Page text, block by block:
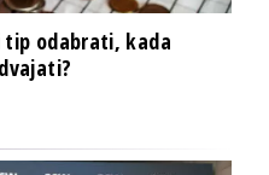
tip odabrati, kada